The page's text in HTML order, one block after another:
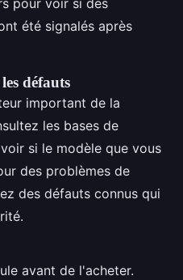
été signalés après
défauts
important de la
les bases de
si le modèle que vous
des problèmes de
des défauts connus qui
avant de l'acheter.